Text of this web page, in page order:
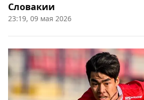
Словакии
23:19, 09 мая 2026